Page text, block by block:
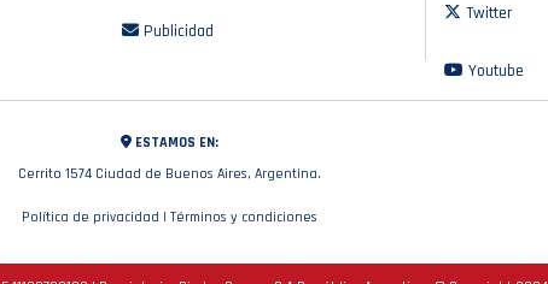
Publicidad
Twitter
Youtube
ESTAMOS EN:
Cerrito 1574 Ciudad de Buenos Aires, Argentina.
Política de privacidad |Términos y condiciones